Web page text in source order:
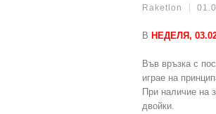
Raketlon
В НЕДЕЛЯ,
Във връзка с
играе на
При наличие на
двойки.